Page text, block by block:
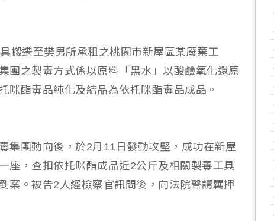
搬遷至樊男所承租之桃園市新屋區某廢棄工
團之製毒方式係以原料「黑水」以酸鹼氧化還原
咪酯毒品純化及結晶為依托咪酯毒品成品。
集團動向後，於2月11日發動攻堅，成功在新屋
座，查扣依托咪酯成品近2公斤及相關製毒工具
案。被告2人經檢察官訊問後，向法院聲請羈押